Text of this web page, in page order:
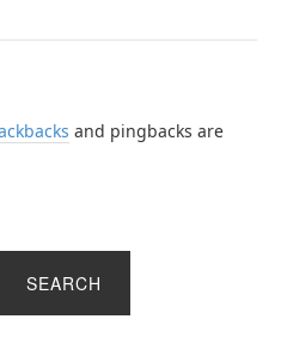
and pingbacks are
SEARCH